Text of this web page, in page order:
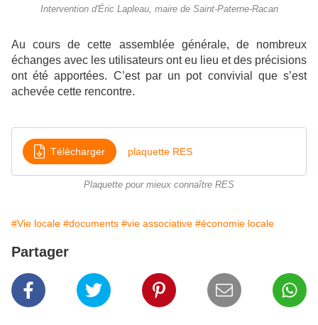
Intervention d'Éric Lapleau, maire de Saint-Paterne-Racan
Au cours de cette assemblée générale, de nombreux
échanges avec les utilisateurs ont eu lieu et des précisions
ont été apportées. C’est par un pot convivial que s’est
achevée cette rencontre.
Télécharger plaquette RES
Plaquette pour mieux connaître RES
#Vie locale #documents #vie associative #économie locale
Partager